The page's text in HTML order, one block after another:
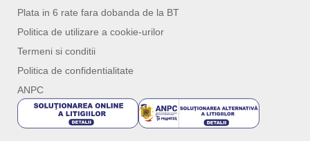
Plata in 6 rate fara dobanda de la BT
Politica de utilizare a cookie-urilor
Termeni si conditii
Politica de confidentialitate
ANPC